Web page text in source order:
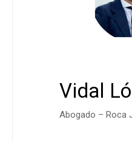
Vidal
Abogado – Roca